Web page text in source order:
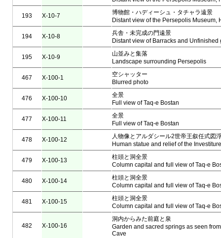
193 X-10-7
博物館・ハディーシュ・タチャラ遠景
Distant view of the Persepolis Museum,
194 X-10-8
兵舎・未完成の門遠景
Distant view of Barracks and Unfinished
195 X-10-9
山並みと集落
Landscape surrounding Persepolis
467 X-100-1
空シャッター
Blurred photo
476 X-100-10
全景
Full view of Taq-e Bostan
477 X-100-11
全景
Full view of Taq-e Bostan
478 X-100-12
人物像とアルダシール2世帝王叙任式
Human statue and relief of the
479 X-100-13
柱頭と洞全景
Column capital and full view of Taq-e
480 X-100-14
柱頭と洞全景
Column capital and full view of Taq-e
481 X-100-15
柱頭と洞全景
Column capital and full view of Taq-e
482 X-100-16
洞内からみた前庭と泉
Garden and sacred springs as seen
Cave